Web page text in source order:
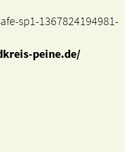
sp1-1367824194981-
peine.de/